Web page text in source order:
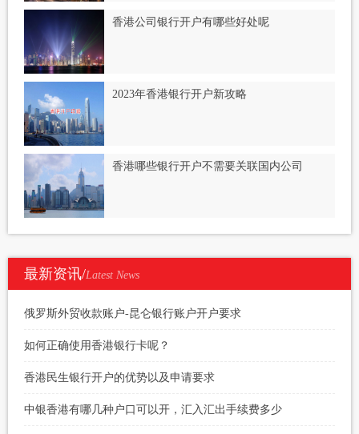
香港公司银行开户有哪些好处呢
2023年香港银行开户新攻略
香港哪些银行开户不需要关联国内公司
最新资讯/Latest News
俄罗斯外贸收款账户-昆仑银行账户开户要求
如何正确使用香港银行卡呢？
香港民生银行开户的优势以及申请要求
中银香港有哪几种户口可以开，汇入汇出手续费多少